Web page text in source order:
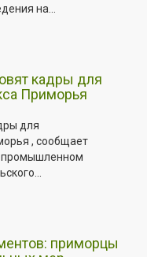
на...
кадры для
Приморья
для
, сообщает
приморцы